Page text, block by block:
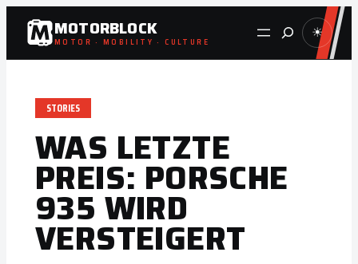
Zum
Inhalt
springen
MOTORBLOCK
MOTOR · MOBILITY · CULTURE Suche ☀
STORIES
WAS LETZTE
PREIS: PORSCHE
935 WIRD
VERSTEIGERT